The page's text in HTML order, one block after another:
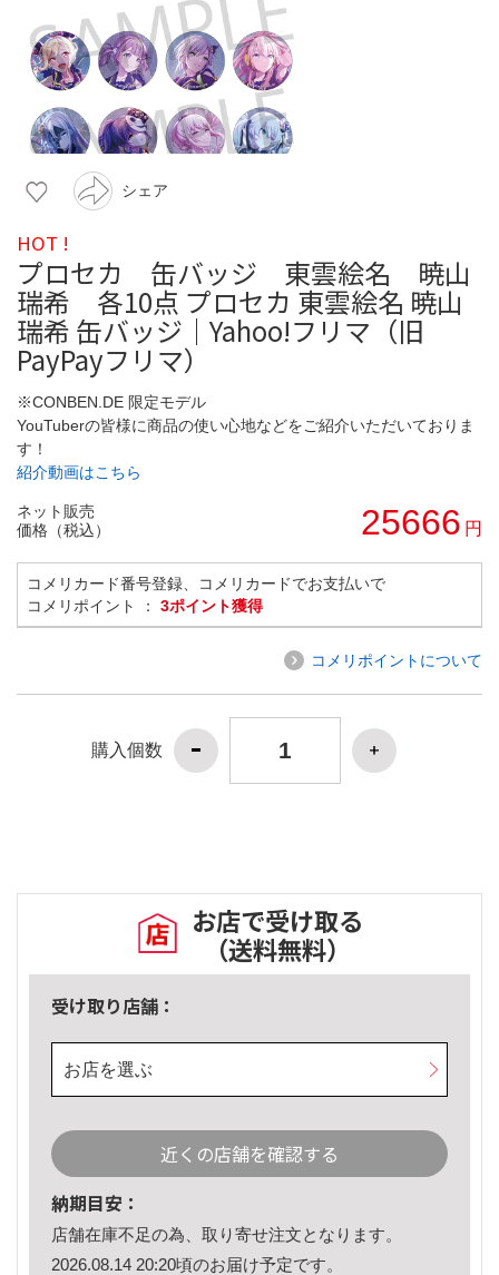
シェア
HOT !
プロセカ 缶バッジ 東雲絵名 暁山
瑞希 各10点 プロセカ 東雲絵名 暁山
瑞希 缶バッジ｜Yahoo!フリマ（旧
PayPayフリマ）
※CONBEN.DE 限定モデル
YouTuberの皆様に商品の使い心地などをご紹介いただいておりま
す！
紹介動画はこちら
ネット販売
価格（税込）
25666 円
コメリカード番号登録、コメリカードでお支払いで
コメリポイント ： 3ポイント獲得
コメリポイントについて
購入個数
お店で受け取る
（送料無料）
受け取り店舗：
お店を選ぶ
近くの店舗を確認する
納期目安：
店舗在庫不足の為、取り寄せ注文となります。
2026.08.14 20:20頃のお届け予定です。